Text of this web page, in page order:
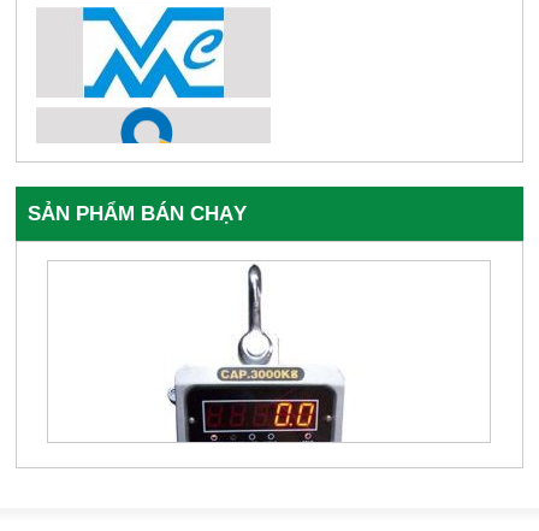
SẢN PHẨM BÁN CHẠY